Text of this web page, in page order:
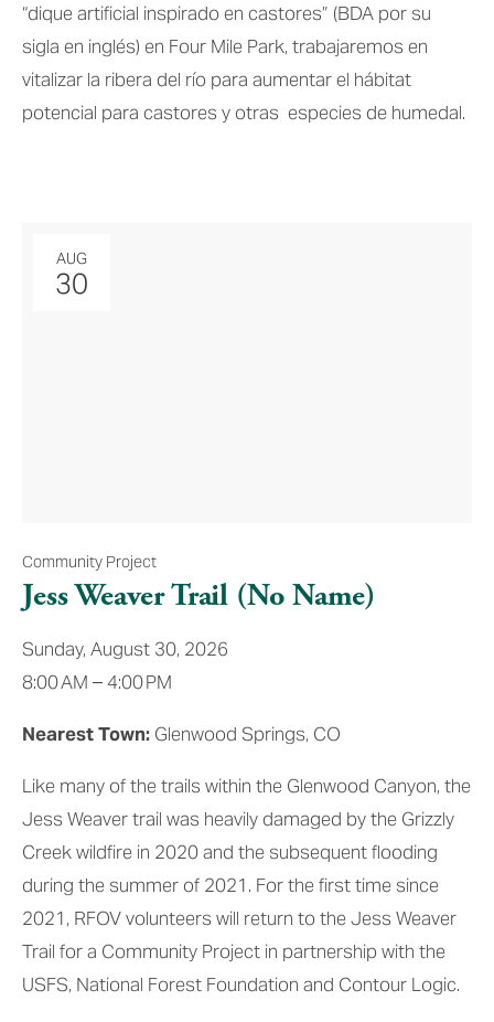
“dique artificial inspirado en castores” (BDA por su
sigla en inglés) en Four Mile Park, trabajaremos en
vitalizar la ribera del río para aumentar el hábitat
potencial para castores y otras  especies de humedal.
AUG
30
Community Project
Jess Weaver Trail (No Name)
Sunday, August 30, 2026
8:00 AM
4:00 PM
Nearest Town: Glenwood Springs, CO
Like many of the trails within the Glenwood Canyon, the
Jess Weaver trail was heavily damaged by the Grizzly
Creek wildfire in 2020 and the subsequent flooding
during the summer of 2021. For the first time since
2021, RFOV volunteers will return to the Jess Weaver
Trail for a Community Project in partnership with the
USFS, National Forest Foundation and Contour Logic.